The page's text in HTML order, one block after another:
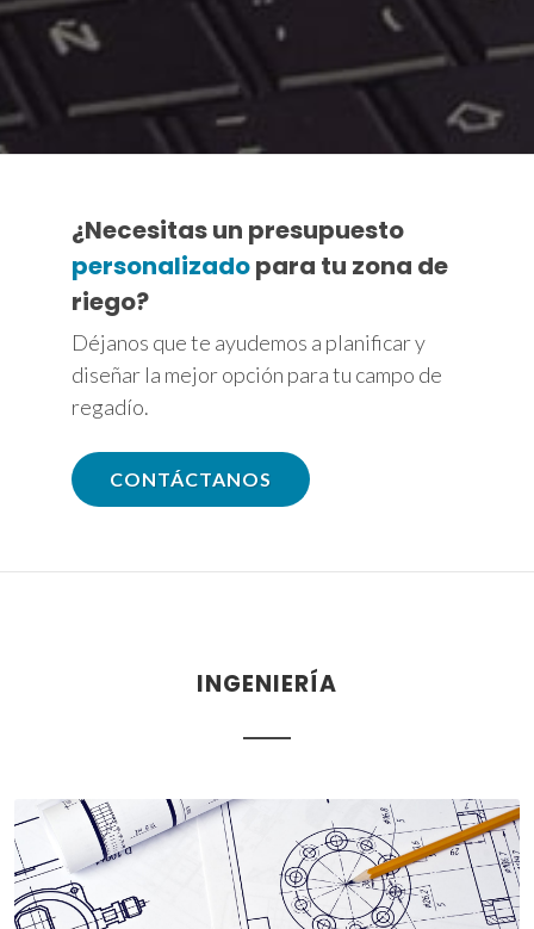
¿Necesitas un presupuesto
personalizadopara tu zona de
riego?
Déjanos que te ayudemos a planificar y
diseñar la mejor opción para tu campo de
regadío.
CONTÁCTANOS
INGENIERÍA